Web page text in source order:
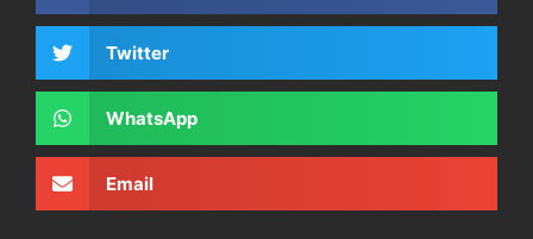
Twitter
WhatsApp
Email